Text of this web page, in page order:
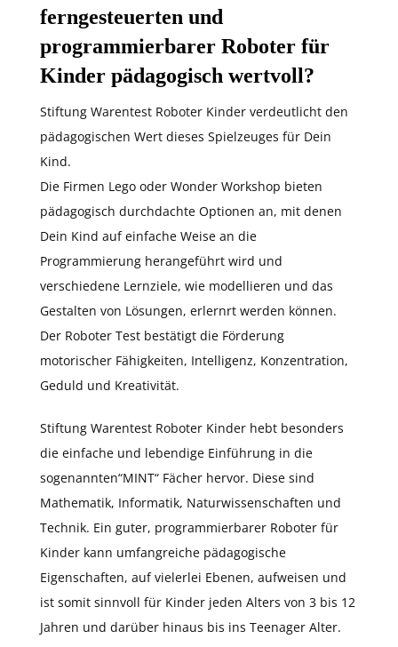
ferngesteuerten und
programmierbarer Roboter für
Kinder pädagogisch wertvoll?
Stiftung Warentest Roboter Kinder verdeutlicht den
pädagogischen Wert dieses Spielzeuges für Dein
Kind.
Die Firmen Lego oder Wonder Workshop bieten
pädagogisch durchdachte Optionen an, mit denen
Dein Kind auf einfache Weise an die
Programmierung herangeführt wird und
verschiedene Lernziele, wie modellieren und das
Gestalten von Lösungen, erlernrt werden können.
Der Roboter Test bestätigt die Förderung
motorischer Fähigkeiten, Intelligenz, Konzentration,
Geduld und Kreativität.
Stiftung Warentest Roboter Kinder hebt besonders
die einfache und lebendige Einführung in die
sogenannten“MINT“ Fächer hervor. Diese sind
Mathematik, Informatik, Naturwissenschaften und
Technik. Ein guter, programmierbarer Roboter für
Kinder kann umfangreiche pädagogische
Eigenschaften, auf vielerlei Ebenen, aufweisen und
ist somit sinnvoll für Kinder jeden Alters von 3 bis 12
Jahren und darüber hinaus bis ins Teenager Alter.